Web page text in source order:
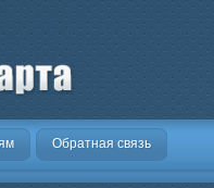
Обратная связь